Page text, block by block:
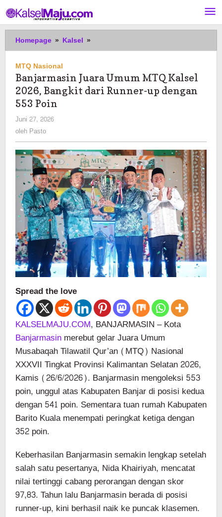
ke
konten
Homepage » Kalsel »
Juara
MTQ
Kalsel
2026,
dengan
553
Poin
MTQ Nasional
Banjarmasin Juara Umum MTQ Kalsel
2026, Bangkit dari Runner-up dengan
553 Poin
Juni 27, 2026
oleh Pasto
Spread the love
KALSELMAJU.COM, BANJARMASIN – Kota
Banjarmasinmerebut gelar Juara Umum
Musabaqah Tilawatil Qur’an (MTQ) Nasional
XXXVII Tingkat Provinsi Kalimantan Selatan 2026,
Kamis (26/6/2026). Banjarmasin mengoleksi 553
poin, unggul atas Kabupaten Banjar di posisi kedua
dengan 541 poin. Sementara tuan rumah Kabupaten
Barito Kuala menempati peringkat ketiga dengan
352 poin.
Keberhasilan Banjarmasin semakin lengkap setelah
salah satu pesertanya, Nida Khairiyah, mencatat
nilai tertinggi cabang perorangan dengan skor
97,83. Tahun lalu Banjarmasin berada di posisi
runner-up, kini berhasil naik ke puncak klasemen.